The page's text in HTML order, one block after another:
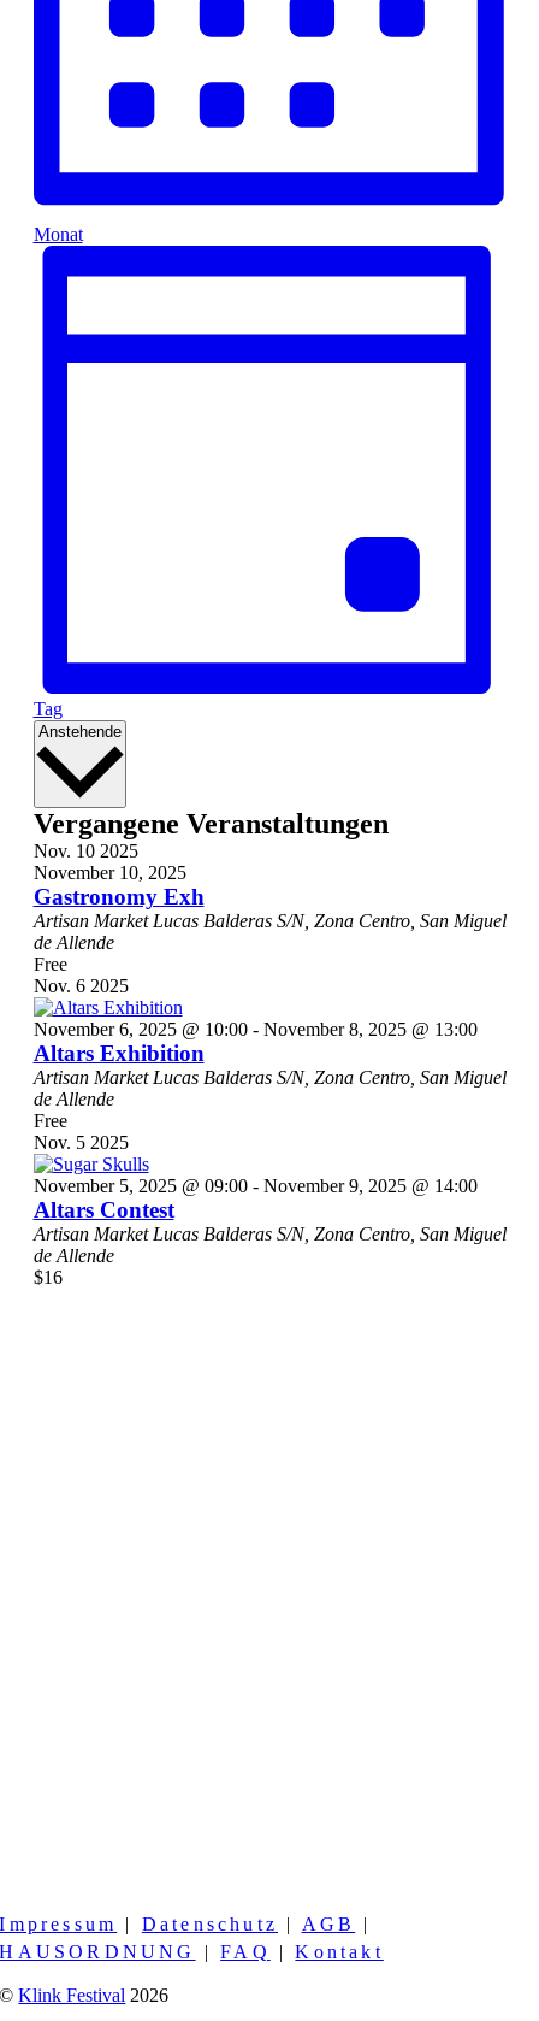
Monat
Tag
Anstehende Datum
Vergangene Veranstaltungen
Nov. 10 2025
November 10, 2025
Gastronomy Exh
Artisan Market Lucas Balderas S/N, Zona Centro, San Miguel
de Allende
Free
Nov. 6 2025
November 6, 2025 @ 10:00- November 8, 2025 @ 13:00
Altars Exhibition
Artisan Market Lucas Balderas S/N, Zona Centro, San Miguel
de Allende
Free
Nov. 5 2025
November 5, 2025 @ 09:00- November 9, 2025 @ 14:00
Altars Contest
Artisan Market Lucas Balderas S/N, Zona Centro, San Miguel
de Allende
$16
Impressum | Datenschutz | AGB
|
HAUSORDNUNG
|FAQ |Kontakt
©Klink Festival 2026